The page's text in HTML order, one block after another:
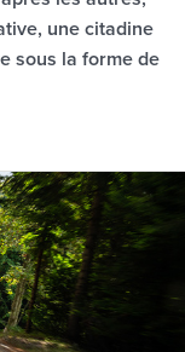
une citadine
sous la forme de